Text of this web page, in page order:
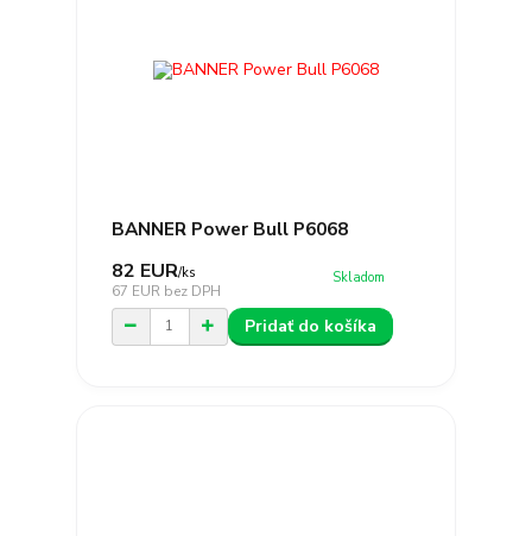
BANNER Power Bull P6068
82 EUR/ks
67 EUR bez DPH
Skladom
Pridať do košíka